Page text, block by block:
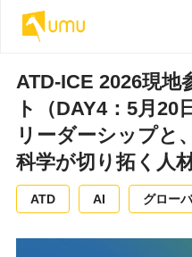
ATD-ICE 2026現地
ト（DAY4：5月20
リーダーシップと
科学が切り拓く人
ATD AI グロー